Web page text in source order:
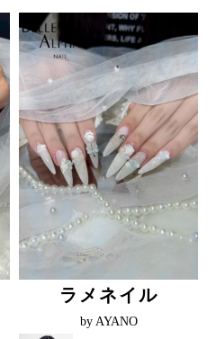
ラメネイル
by AYANO